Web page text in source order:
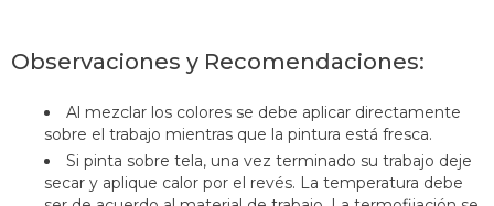
Observaciones y Recomendaciones:
Al mezclar los colores se debe aplicar directamente
sobre el trabajo mientras que la pintura está fresca.
Si pinta sobre tela, una vez terminado su trabajo deje
secar y aplique calor por el revés. La temperatura debe